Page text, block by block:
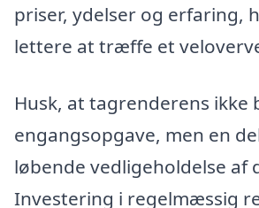
priser, ydelser og erfaring,
lettere at træffe et
Husk, at tagrenderens ikke
engangsopgave, men en
løbende vedligeholdelse af
Investering i regelmæssig